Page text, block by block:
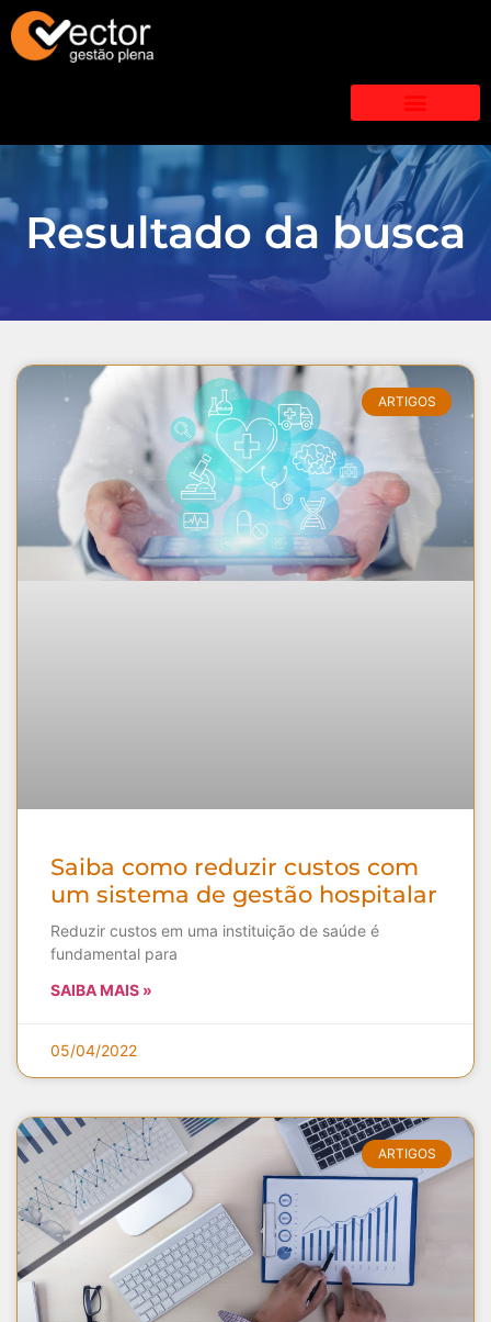
Resultado da busca
ARTIGOS
Saiba como reduzir custos com
um sistema de gestão hospitalar
Reduzir custos em uma instituição de saúde é
fundamental para
SAIBA MAIS »
05/04/2022
ARTIGOS